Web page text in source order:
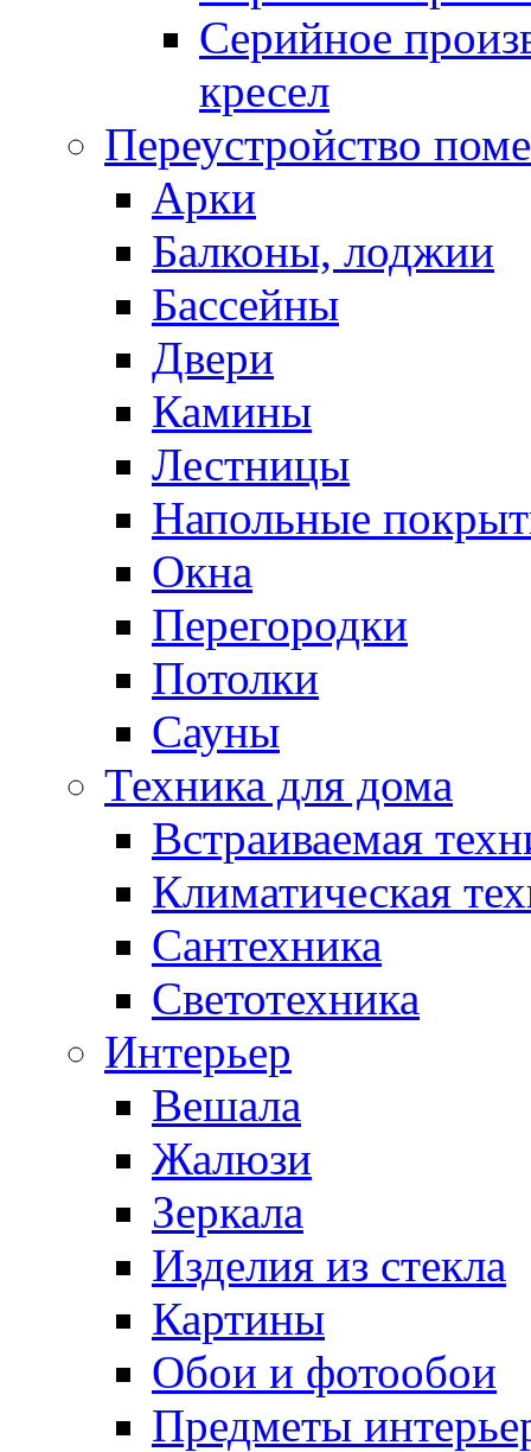
Серийное
кресел
Переустройство
Арки
Балконы, лоджии
Бассейны
Двери
Камины
Лестницы
Напольные
Окна
Перегородки
Потолки
Сауны
Техника для дома
Встраиваемая
Климатическая
Сантехника
Светотехника
Интерьер
Вешала
Жалюзи
Зеркала
Изделия из стекла
Картины
Обои и фотообои
Предметы